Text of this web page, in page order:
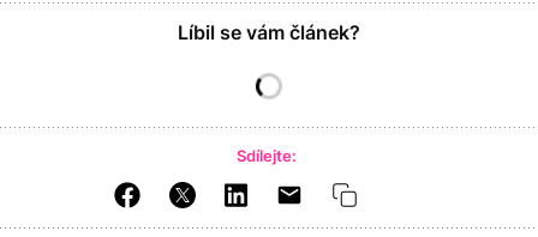
Líbil se vám článek?
Sdílejte: